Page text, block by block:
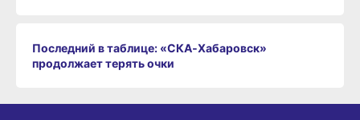
Последний в таблице: «СКА‑Хабаровск»
продолжает терять очки